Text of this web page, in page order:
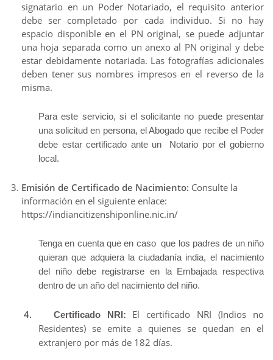
signatario en un Poder Notariado, el requisito anterior
debe ser completado por cada individuo. Si no hay
espacio disponible en el PN original, se puede adjuntar
una hoja separada como un anexo al PN original y debe
estar debidamente notariada. Las fotografías adicionales
deben tener sus nombres impresos en el reverso de la
misma.
Para este servicio, si el solicitante no puede presentar
una solicitud en persona, el Abogado que recibe el Poder
debe estar certificado ante un Notario por el gobierno
local.
Emisión de Certificado de Nacimiento: Consulte la
información en el siguiente enlace:
https://indiancitizenshiponline.nic.in/
Tenga en cuenta que en caso que los padres de un niño
quieran que adquiera la ciudadanía india, el nacimiento
del niño debe registrarse en la Embajada respectiva
dentro de un año del nacimiento del niño.
4. Certificado NRI: El certificado NRI (Indios no
Residentes) se emite a quienes se quedan en el
extranjero por más de 182 días.